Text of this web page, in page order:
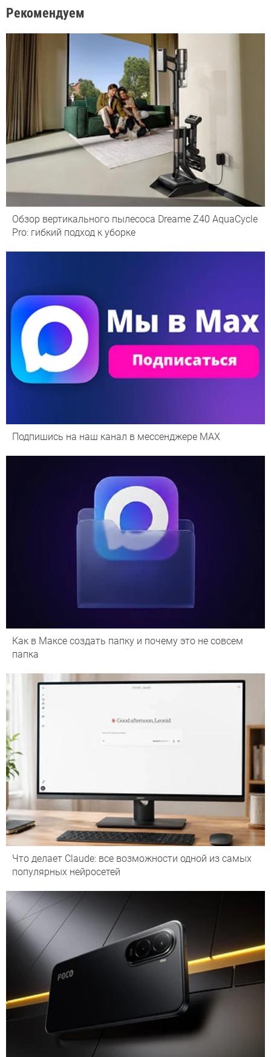
Рекомендуем
Обзор вертикального пылесоса Dreame Z40 AquaCycle
Pro: гибкий подход к уборке
Подпишись на наш канал в мессенджере МАХ
Как в Максе создать папку и почему это не совсем
папка
Что делает Сlaude: все возможности одной из самых
популярных нейросетей